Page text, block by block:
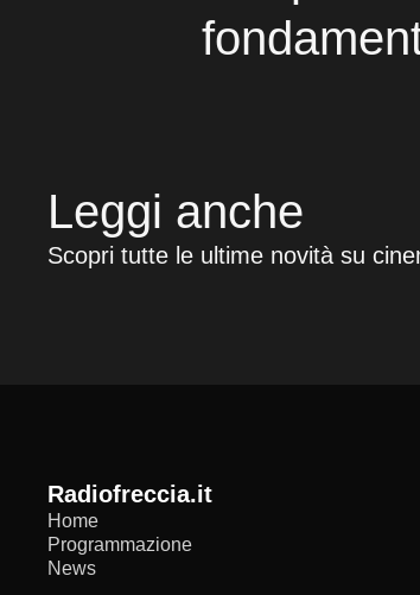
Leggi anche
Scopri tutte le ultime novità su
radiofreccia.it
Home
Programmazione
News